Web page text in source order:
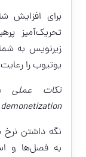
برای افزایش
تحریک‌آمیز
یوتیوب را
نکات عملی
demonetization
نگه داشتن